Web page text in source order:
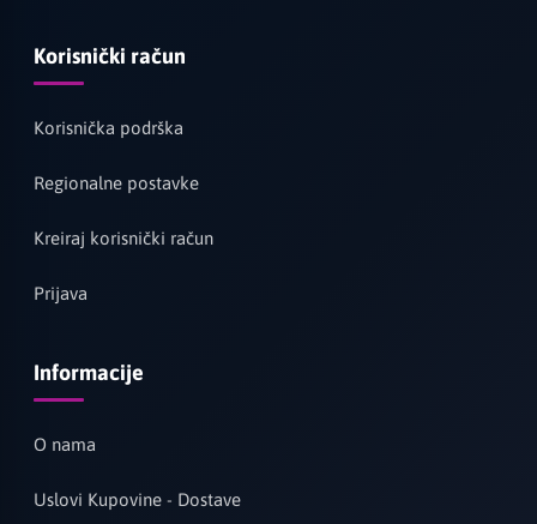
Korisnički račun
Korisnička podrška
Regionalne postavke
Kreiraj korisnički račun
Prijava
Informacije
O nama
Uslovi Kupovine - Dostave